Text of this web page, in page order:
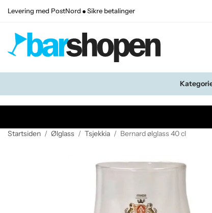
Levering med PostNord Sikre betalinger
Startsiden / Ølglass / Tsjekkia / Bernard ølglass 40 cl